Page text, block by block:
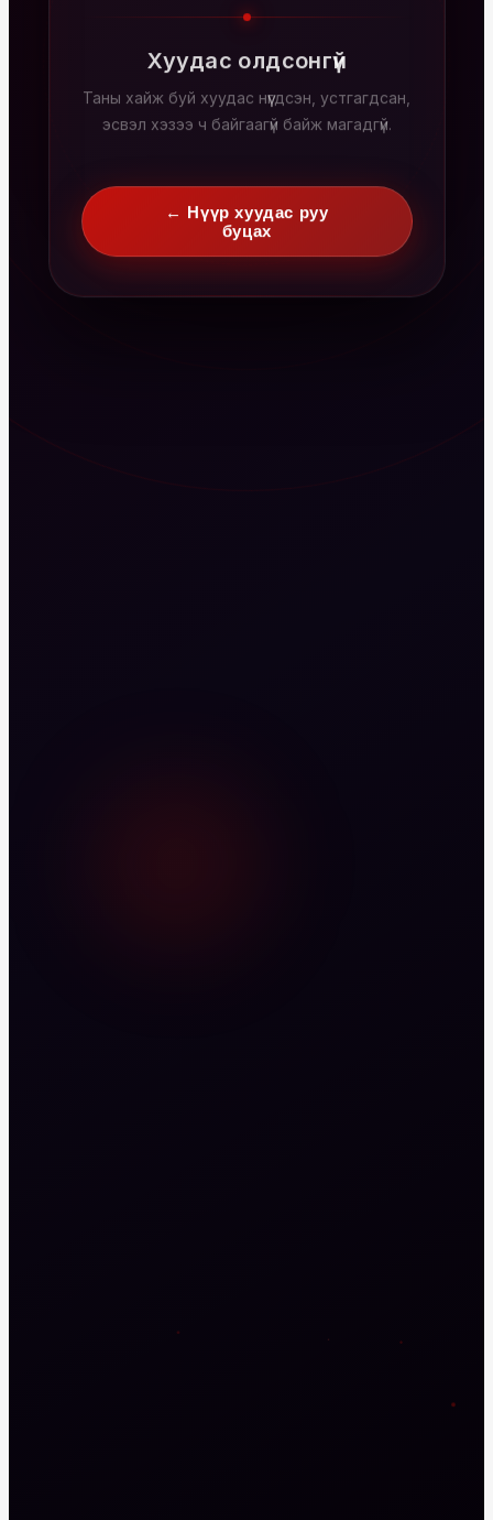
Хуудас олдсонгүй
Таны хайж буй хуудас нүүгдсэн, устгагдсан,
эсвэл хэзээ ч байгаагүй байж магадгүй.
← Нүүр хуудас руу
буцах